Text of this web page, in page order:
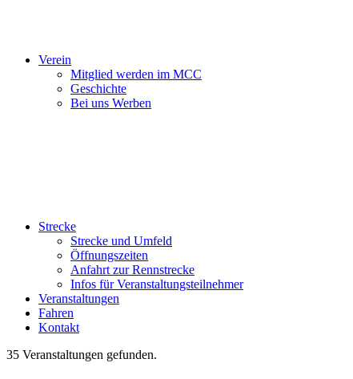
Verein
Mitglied werden im MCC
Geschichte
Bei uns Werben
Strecke
Strecke und Umfeld
Öffnungszeiten
Anfahrt zur Rennstrecke
Infos für Veranstaltungsteilnehmer
Veranstaltungen
Fahren
Kontakt
35 Veranstaltungen gefunden.